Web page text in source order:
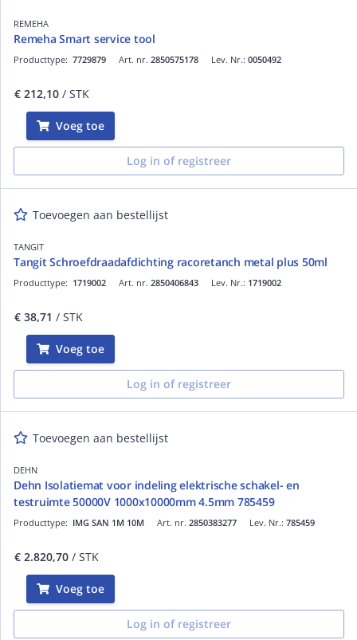
REMEHA
Remeha Smart service tool
Art. nr. 2850575178
Producttype: 7729879 Lev. Nr.: 0050492
€ 212,10 / STK
Voeg toe
Log in of registreer
Toevoegen aan bestellijst
TANGIT
Tangit Schroefdraadafdichting racoretanch metal plus 50ml
Art. nr. 2850406843
Producttype: 1719002 Lev. Nr.: 1719002
€ 38,71 / STK
Voeg toe
Log in of registreer
Toevoegen aan bestellijst
DEHN
Dehn Isolatiemat voor indeling elektrische schakel- en
testruimte 50000V 1000x10000mm 4.5mm 785459
Art. nr. 2850383277
Producttype: IMG SAN 1M 10M Lev. Nr.: 785459
€ 2.820,70 / STK
Voeg toe
Log in of registreer